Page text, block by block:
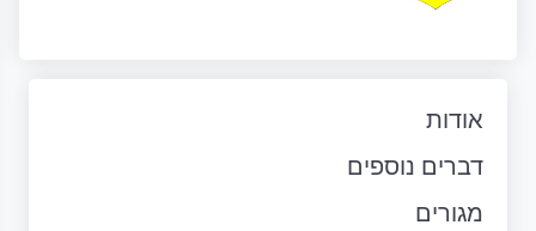
אודות
דברים נוספים
מגורים